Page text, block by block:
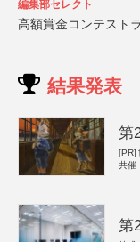
編集部セレクト
高額賞金コンテスト
結果発表
第
[PR]
共催
第